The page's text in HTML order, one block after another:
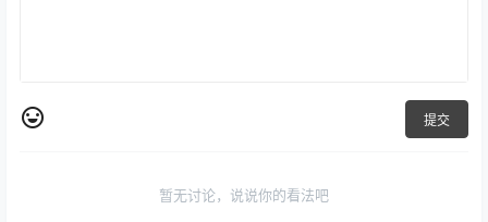
提交
暂无讨论，说说你的看法吧